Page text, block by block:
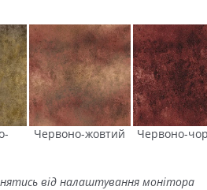
Червоно-жовтий Червоно-
від налаштування монітора